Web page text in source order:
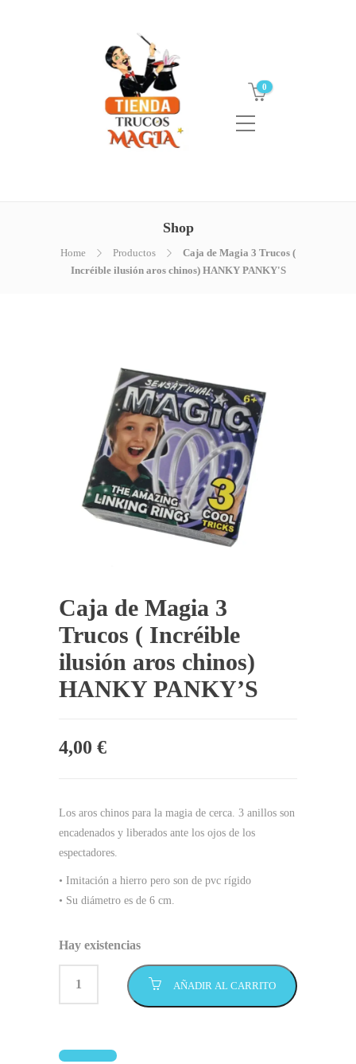
0
Shop
Home Productos
Caja de Magia 3 Trucos (
Incréible ilusión aros chinos) HANKY PANKY'S
Caja de Magia 3
Trucos ( Incréible
ilusión aros chinos)
HANKY PANKY’S
4,00 €
Los aros chinos para la magia de cerca. 3 anillos son
encadenados y liberados ante los ojos de los
espectadores.
• Imitación a hierro pero son de pvc rígido
• Su diámetro es de 6 cm.
Hay existencias
AÑADIR AL CARRITO